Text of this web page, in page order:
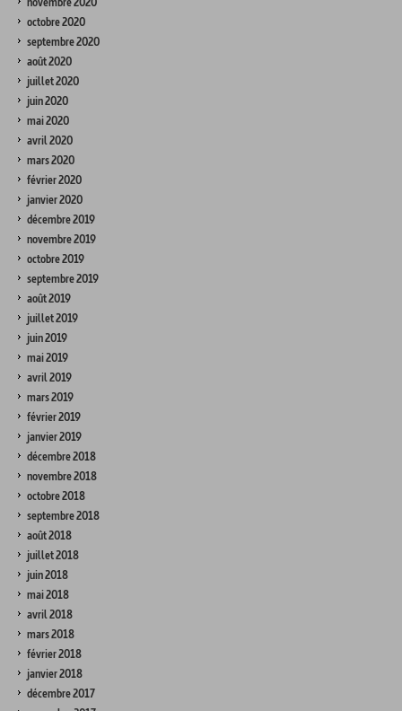
octobre 2020
septembre 2020
août 2020
juillet 2020
juin 2020
mai 2020
avril 2020
mars 2020
février 2020
janvier 2020
décembre 2019
novembre 2019
octobre 2019
septembre 2019
août 2019
juillet 2019
juin 2019
mai 2019
avril 2019
mars 2019
février 2019
janvier 2019
décembre 2018
novembre 2018
octobre 2018
septembre 2018
août 2018
juillet 2018
juin 2018
mai 2018
avril 2018
mars 2018
février 2018
janvier 2018
décembre 2017